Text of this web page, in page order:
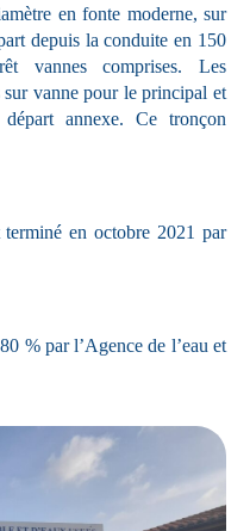
en fonte moderne, sur
depuis la conduite en 150
vannes comprises. Les
sur vanne pour le principal et
annexe. Ce tronçon
en octobre 2021 par
% par l’Agence de l’eau et